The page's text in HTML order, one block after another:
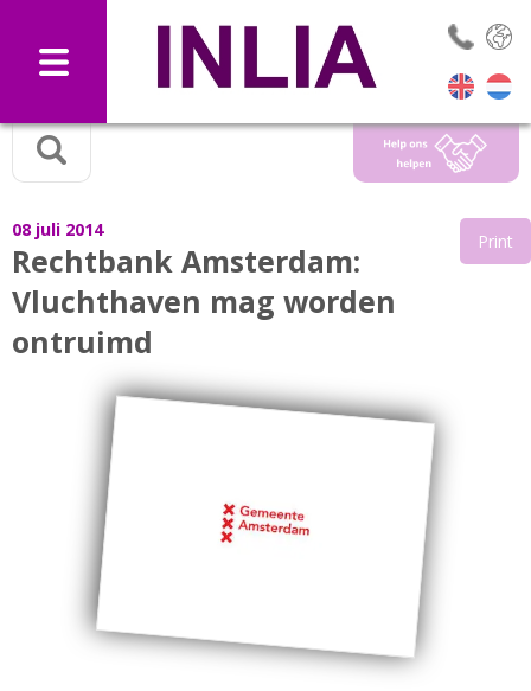
08 juli 2014
Rechtbank Amsterdam:
Vluchthaven mag worden
ontruimd
Print